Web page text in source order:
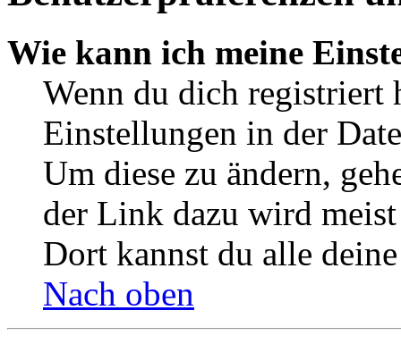
Wie kann ich meine
Wenn du dich registriert
Einstellungen in der
Um diese zu ändern,
der Link dazu wird
Dort kannst du alle
Nach oben